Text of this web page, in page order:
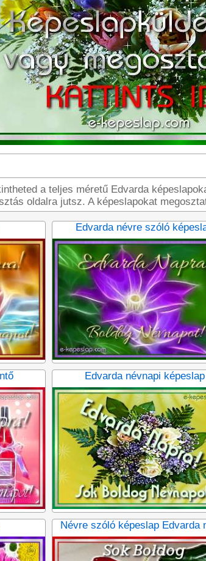
a teljes méretű Edvarda
oldalra jutsz. A képeslapokat
Edvarda névre szóló
Edvarda névnapi képeslap
Névre szóló képeslap Edvarda